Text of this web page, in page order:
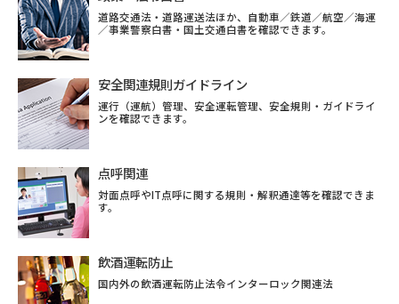
道路交通法・道路運送法ほか、自動車／鉄道／航空／海運
／事業警察白書・国土交通白書を確認できます。
安全関連規則ガイドライン
運行（運航）管理、安全運転管理、安全規則・ガイドライ
ンを確認できます。
点呼関連
対面点呼やIT点呼に関する規則・解釈通達等を確認できま
す。
飲酒運転防止
国内外の飲酒運転防止法令インターロック関連法